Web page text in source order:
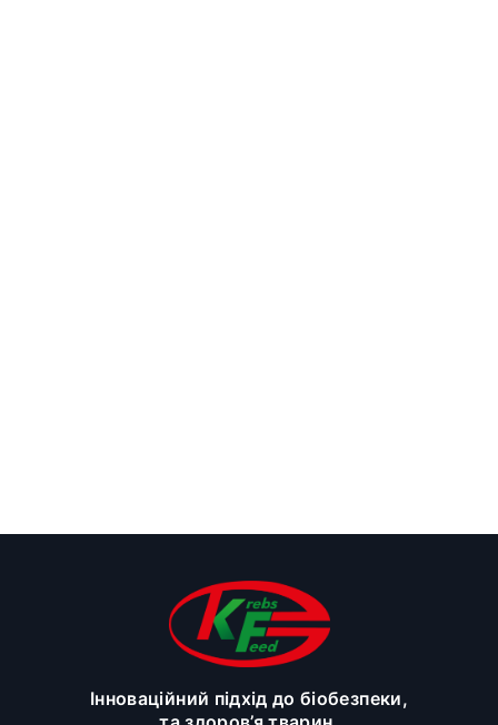
Інноваційний підхід до біобезпеки,